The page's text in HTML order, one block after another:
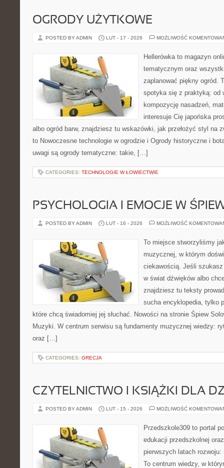
OGRODY UŻYTKOWE
POSTED BY ADMIN LUT - 17 - 2026 MOŻLIWOŚĆ
Hellerówka to magazyn
tematycznym oraz
zaplanować piękny ogród.
spotyka się z praktyką: od
kompozycję nasadzeń,
interesuje Cię japońska
albo ogród barw, znajdziesz tu wskazówki, jak przełożyć styl na
to Nowoczesne technologie w ogrodzie i Ogrody historyczne i
uwagi są ogrody tematyczne: takie, […]
CATEGORIES: TECHNOLOGIE W ŁOWIECTWIE
PSYCHOLOGIA I EMOCJE W
POSTED BY ADMIN LUT - 16 - 2026 MOŻLIWOŚĆ
To miejsce stworzyliśmy
muzycznej, w którym
ciekawością. Jeśli
w świat dźwięków albo
znajdziesz tu teksty
sucha encyklopedia, tylko
które chcą świadomiej jej słuchać. Nowości na stronie Śpiew
Muzyki. W centrum serwisu są fundamenty muzycznej wiedzy:
oraz […]
CATEGORIES: GRECJA
CZYTELNICTWO I KSIĄŻKI DLA
POSTED BY ADMIN LUT - 15 - 2026 MOŻLIWOŚĆ
Przedszkole309 to portal
edukacji przedszkolnej
pierwszych latach
To centrum wiedzy, w